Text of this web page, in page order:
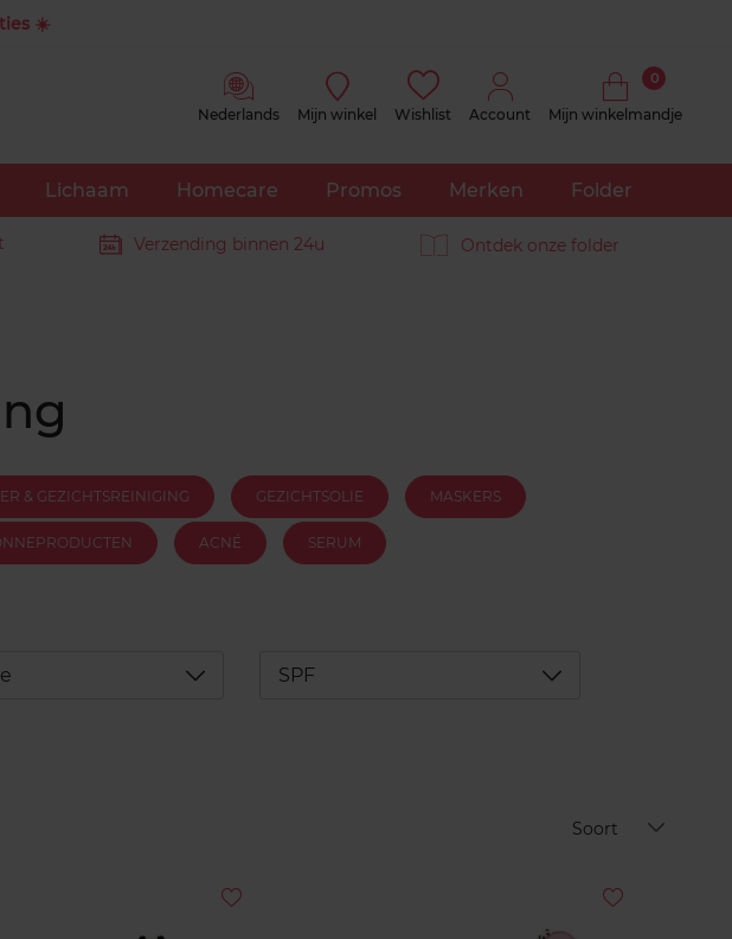
☀️
Nederlands Mijn winkel Wishlist Account Mijn winkelmandje
0
Lichaam Homecare Promos Merken Folder
Verzending binnen 24u Ontdek onze folder
& GEZICHTSREINIGING GEZICHTSOLIE MASKERS
ACNÉ SERUM
Déplier SPF Déplier
Soort